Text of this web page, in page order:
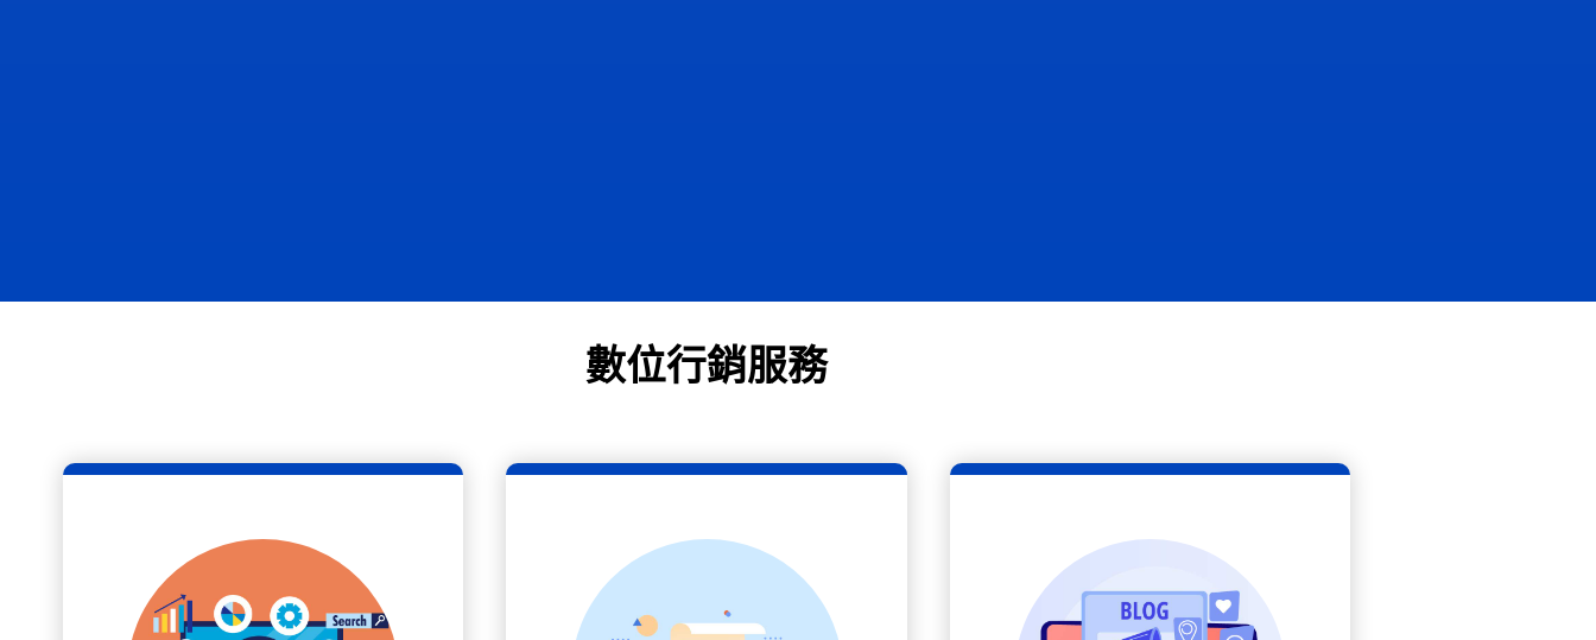
數位行銷服務